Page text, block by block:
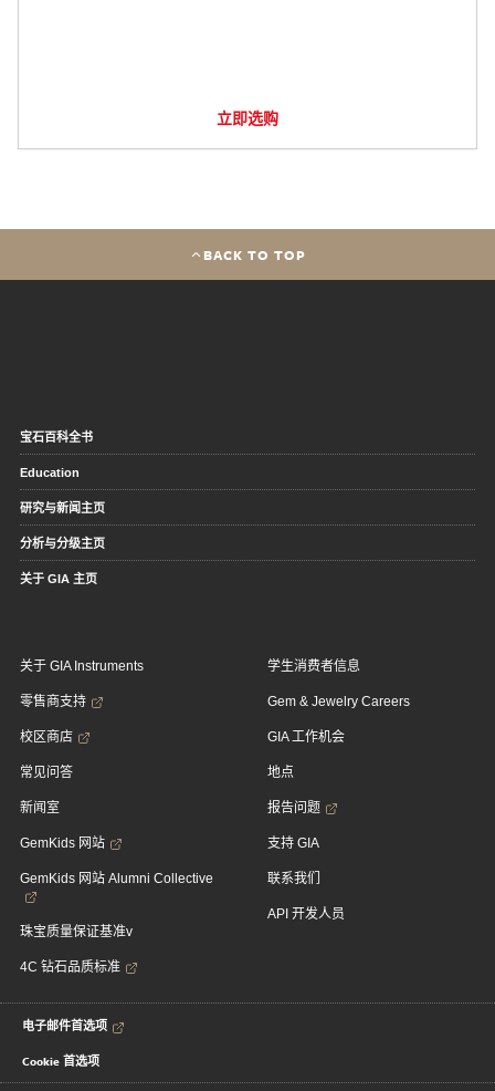
立即选购
BACK TO TOP
宝石百科全书
Education
研究与新闻主页
分析与分级主页
关于 GIA 主页
关于 GIA Instruments
零售商支持
校区商店
常见问答
新闻室
GemKids 网站
GemKids 网站 Alumni Collective
珠宝质量保证基准v
4C 钻石品质标准
学生消费者信息
Gem & Jewelry Careers
GIA 工作机会
地点
报告问题
支持 GIA
联系我们
API 开发人员
电子邮件首选项
Cookie 首选项